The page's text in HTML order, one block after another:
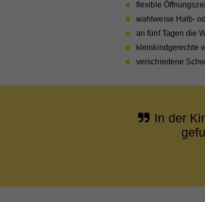
flexible
wahlweise Halb-
an fünf Tagen die
kleinkindgerechte
verschiedene
In der